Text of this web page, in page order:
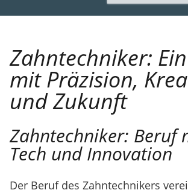
Zahntechniker:
mit Präzision,
und Zukunft
Zahntechniker: Beruf
Tech und Innovation
Der Beruf des Zahntechnikers